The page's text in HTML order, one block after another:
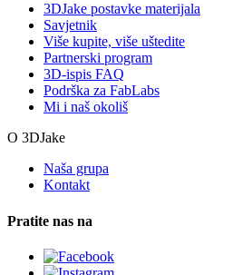
3DJake postavke materijala
Savjetnik
Više kupite, više uštedite
Partnerski program
3D-ispis FAQ
Podrška za FabLabs
Mi i naš okoliš
O 3DJake
Naša grupa
Kontakt
Pratite nas na